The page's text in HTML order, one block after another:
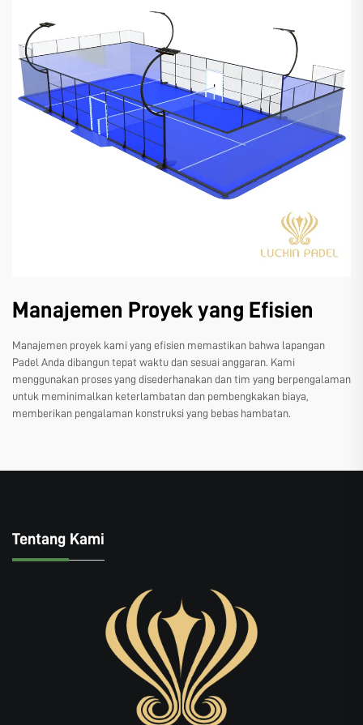
Manajemen Proyek yang Efisien
Manajemen proyek kami yang efisien memastikan bahwa lapangan
Padel Anda dibangun tepat waktu dan sesuai anggaran. Kami
menggunakan proses yang disederhanakan dan tim yang berpengalaman
untuk meminimalkan keterlambatan dan pembengkakan biaya,
memberikan pengalaman konstruksi yang bebas hambatan.
Tentang Kami